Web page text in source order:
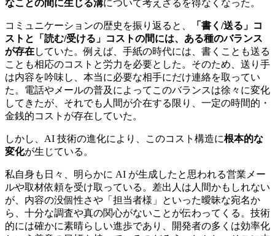
なことの間に生じる溝について考えざるを得なくなった。
コミュニケーションの歴史を振り返ると、
「書く/送る」コ
ストと「読む/受ける」コストの間には、ある種のバランス
が存在していた。例えば、手紙の時代には、書くことも送る
ことも相応のコストと労力を必要とした。そのため、送り手
は内容を吟味し、本当に必要な相手にだけ連絡を取ってい
た。電話やメールの普及によってこのバランスは徐々に変化
してきたが、それでも人間が介在する限り、一定の時間的・
金銭的コストが存在していた。
しかし、AI 技術の進化により、このコスト構造に根本的な
変化が生じている。
私自身も日々、明らかに AI が生成したと思われる営業メー
ルや取材依頼を受け取っている。差出人は人間かもしれない
が、内容の没個性さや「担当者様」といった曖昧な宛名か
ら、十分な調査や真の関心がないことが伝わってくる。技術
的には確かに素晴らしい進歩であり、開発者の多くは効率化